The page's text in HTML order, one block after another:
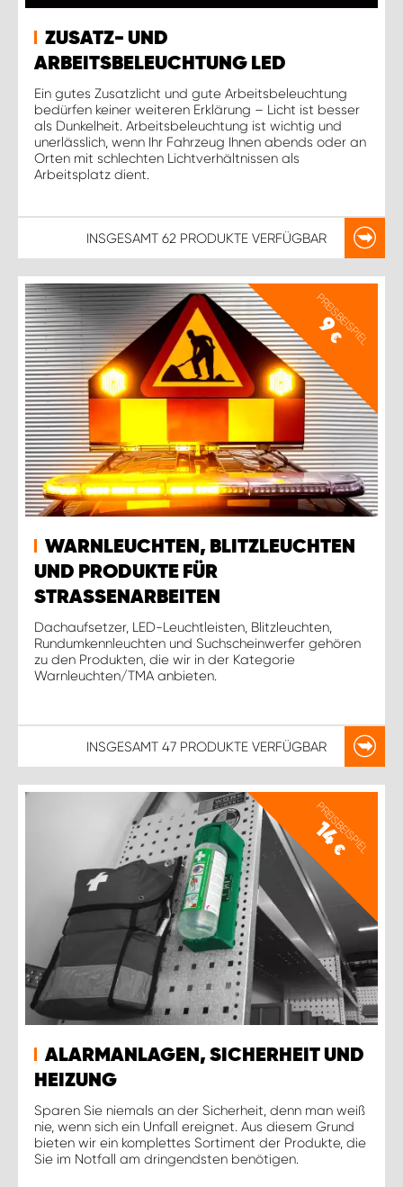
ZUSATZ- UND
ARBEITSBELEUCHTUNG LED
Ein gutes Zusatzlicht und gute Arbeitsbeleuchtung
bedürfen keiner weiteren Erklärung – Licht ist besser
als Dunkelheit. Arbeitsbeleuchtung ist wichtig und
unerlässlich, wenn Ihr Fahrzeug Ihnen abends oder an
Orten mit schlechten Lichtverhältnissen als
Arbeitsplatz dient.
INSGESAMT 62 PRODUKTE VERFÜGBAR
PREISBEISPIEL
9
€
WARNLEUCHTEN, BLITZLEUCHTEN
UND PRODUKTE FÜR
STRASSENARBEITEN
Dachaufsetzer, LED-Leuchtleisten, Blitzleuchten,
Rundumkennleuchten und Suchscheinwerfer gehören
zu den Produkten, die wir in der Kategorie
Warnleuchten/TMA anbieten.
INSGESAMT 47 PRODUKTE VERFÜGBAR
PREISBEISPIEL
14
€
ALARMANLAGEN, SICHERHEIT UND
HEIZUNG
Sparen Sie niemals an der Sicherheit, denn man weiß
nie, wenn sich ein Unfall ereignet. Aus diesem Grund
bieten wir ein komplettes Sortiment der Produkte, die
Sie im Notfall am dringendsten benötigen.